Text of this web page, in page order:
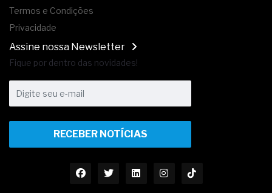
Termos e Condições
Privacidade
Assine nossa Newsletter
Fique por dentro das novidades!
RECEBER NOTÍCIAS